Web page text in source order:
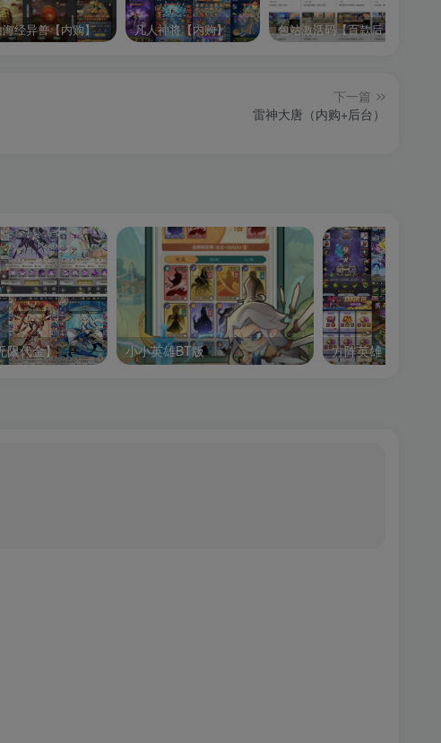
海经异兽【内购】 凡人神将【内购】 包站激活码【百款后台游戏】
下一篇
雷神大唐（内购+后台）
限代金】 小小英雄BT版 方阵英雄【内购】